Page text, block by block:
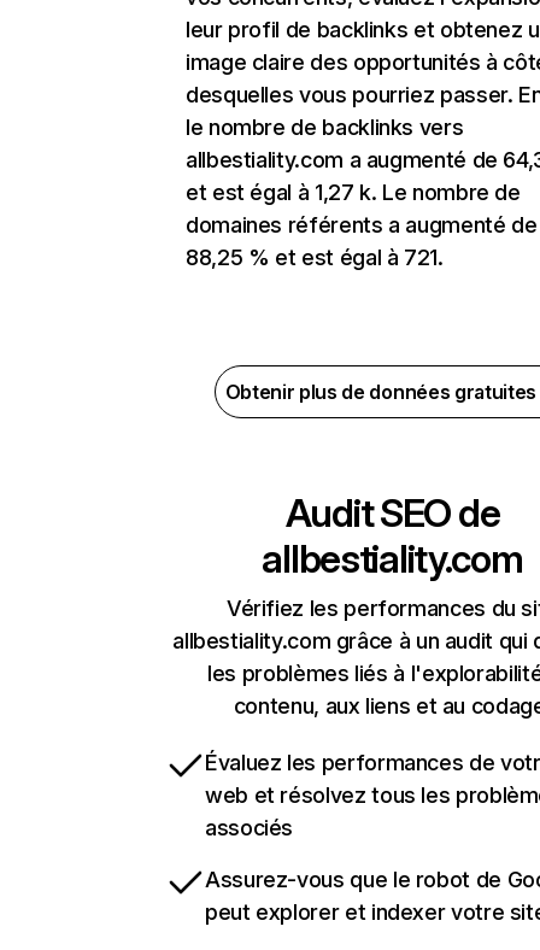
leur profil de backlinks et obtenez
image claire des opportunités à
desquelles vous pourriez passer.
le nombre de backlinks vers
allbestiality.com a augmenté de
et est égal à 1,27 k. Le nombre de
domaines référents a augmenté de
88,25 % et est égal à 721.
Obtenir plus de données
Audit SEO de
allbestiality.com
Vérifiez les performances du
allbestiality.com grâce à un audit qui
les problèmes liés à
contenu, aux liens et au
Évaluez les performances de
web et résolvez tous les
associés
Assurez-vous que le robot de
peut explorer et indexer votre